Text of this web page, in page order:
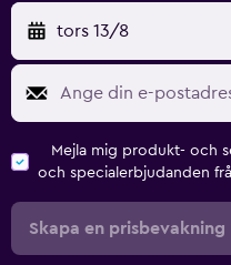
tors 13/8
Mejla mig produkt- och
och specialerbjudanden
Skapa en prisbevakning